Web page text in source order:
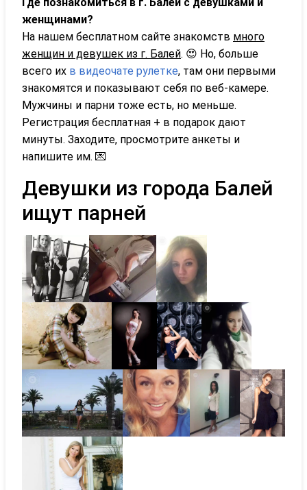
женщинами?
На нашем бесплатном сайте знакомств много
женщин и девушек из г. Балей. 😍 Но, больше
всего их в видеочате рулетке, там они первыми
знакомятся и показывают себя по веб-камере.
Мужчины и парни тоже есть, но меньше.
Регистрация бесплатная + в подарок дают
минуты. Заходите, просмотрите анкеты и
напишите им. 💌
Девушки из города Балей
ищут парней